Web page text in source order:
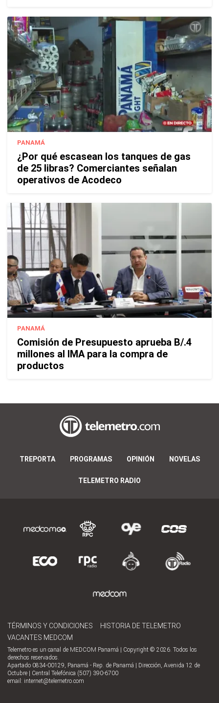
PANAMÁ
¿Por qué escasean los tanques de gas
de 25 libras? Comerciantes señalan
operativos de Acodeco
PANAMÁ
Comisión de Presupuesto aprueba B/.4
millones al IMA para la compra de
productos
TREPORTA PROGRAMAS OPINIÓN NOVELAS
TELEMETRO RADIO
TÉRMINOS Y CONDICIONES
HISTORIA DE TELEMETRO
VACANTES MEDCOM
Telemetro es un canal de MEDCOM Panamá | Copyright © 2026. Todos los
derechos reservados.
Apartado 0834-00129, Panamá - Rep. de Panamá | Dirección, Avenida 12 de
Octubre | Central Telefónica (507) 390-6700
email: internet@telemetro.com